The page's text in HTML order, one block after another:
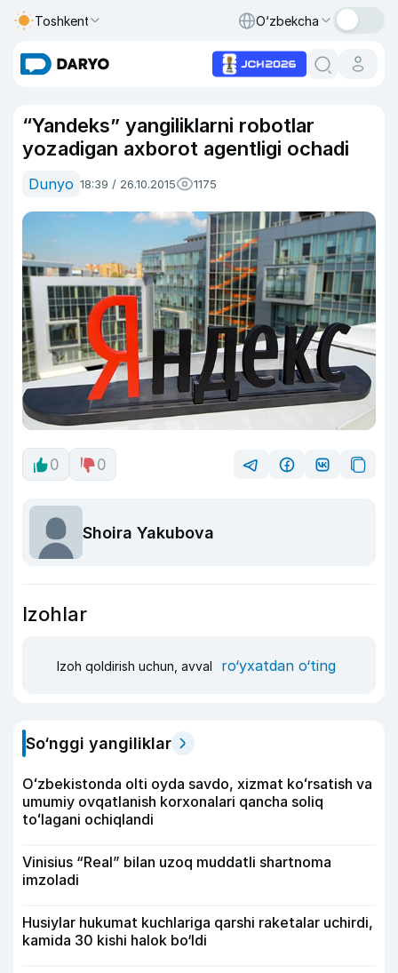
Toshkent O‘zbekcha
“Yandeks” yangiliklarni robotlar
yozadigan axborot agentligi ochadi
Dunyo 18:39 / 26.10.2015 1175
0 0
Shoira Yakubova
Izohlar
Izoh qoldirish uchun, avval ro‘yxatdan o‘ting
So‘nggi yangiliklar
Oʻzbekistonda olti oyda savdo, xizmat koʻrsatish va
umumiy ovqatlanish korxonalari qancha soliq
toʻlagani ochiqlandi
Vinisius “Real” bilan uzoq muddatli shartnoma
imzoladi
Husiylar hukumat kuchlariga qarshi raketalar uchirdi,
kamida 30 kishi halok bo‘ldi